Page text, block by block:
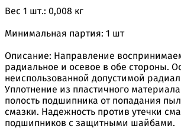
Вес 1 шт.: 0,008 кг
Минимальная партия: 1 шт
Описание: Направление
радиальное и осевое в обе стороны.
неиспользованной допустимой
Уплотнение из пластичного
полость подшипника от попадания
смазки. Надежность против утечки
подшипников с защитными шайбами.